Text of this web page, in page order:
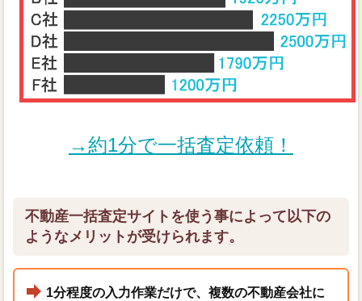
→約1分で一括査定依頼！
不動産一括査定サイトを使う事によって以下の
ようなメリットが受けられます。
1分程度の入力作業だけで、複数の不動産会社に